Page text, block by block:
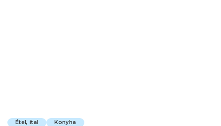
Étel, ital Konyha